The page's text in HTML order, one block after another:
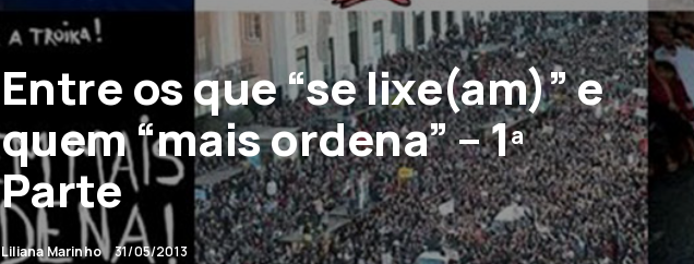
Entre os que “se lixe(am)” e
quem “mais ordena” – 1ª
Parte
Liliana Marinho 31/05/2013